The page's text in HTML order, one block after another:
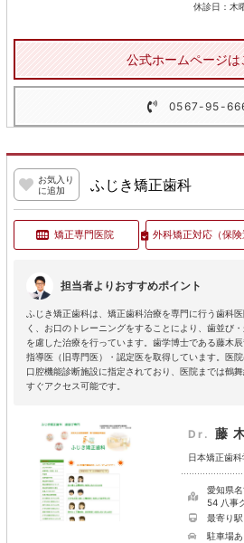
休診日：木
公式ホームページは
0567-95-
お気入り
に追加
ふじき矯正歯科
矯正専門医院 外科矯正対応（保険
担当者よりおすすめポイント
ふじき矯正歯科は、矯正歯科治療を専門に行う歯科
く、お口のトレーニングをすることにより、歯並び
を慮した治療を行っています。歯学博士である藤木
指導医（旧専門医）・認定医を取得しています。医
口腔機能診断施設に指定されており、医院までは鶴
すぐアクセス可能です。
Dr. 藤
日本矯正歯
愛知県
54 八事
最寄り
駐車場あ